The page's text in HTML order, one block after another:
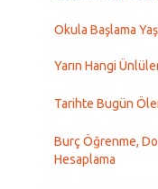
Okula Başlama
Yarın Hangi
Tarihte Bugün
Burç Öğrenme,
Hesaplama